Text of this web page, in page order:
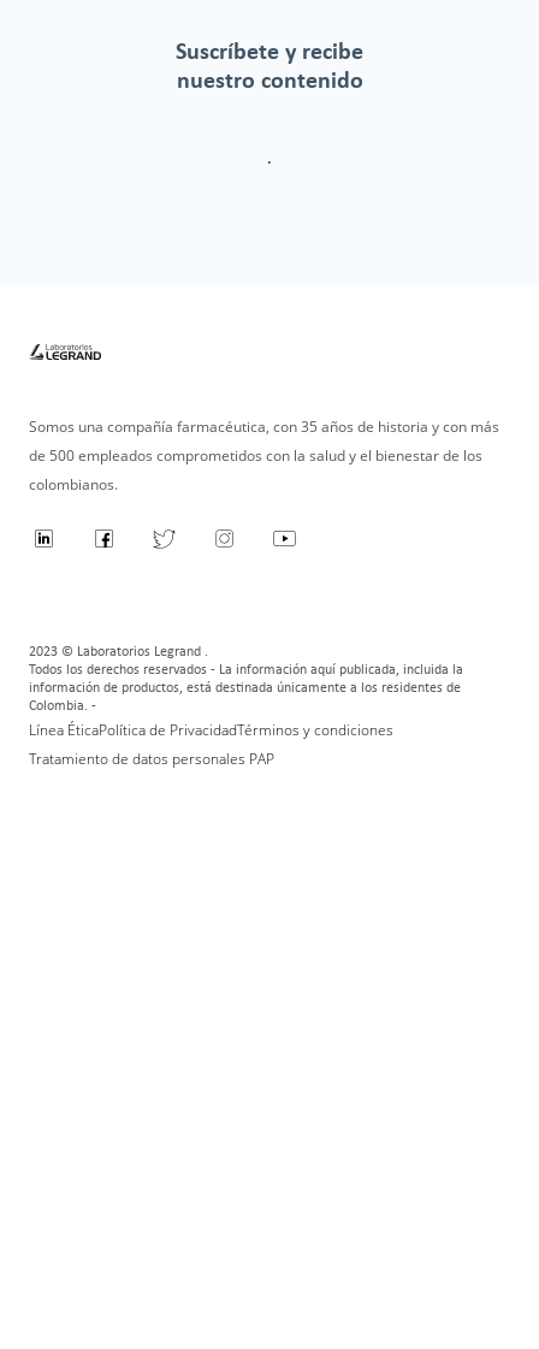
Suscríbete y recibe
nuestro contenido
.
Somos una compañía farmacéutica, con 35 años de historia y con más
de 500 empleados comprometidos con la salud y el bienestar de los
colombianos.
2023 © Laboratorios Legrand .
Todos los derechos reservados - La información aquí publicada, incluida la
información de productos, está destinada únicamente a los residentes de
Colombia. -
Línea ÉticaPolítica de PrivacidadTérminos y condiciones
Tratamiento de datos personales PAP